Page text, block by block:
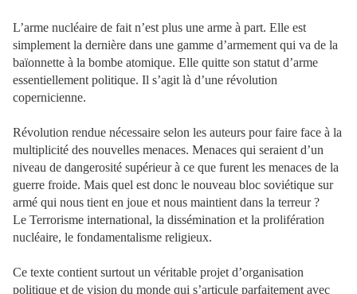
L’arme nucléaire de fait n’est plus une arme à part. Elle est
simplement la dernière dans une gamme d’armement qui va de la
baïonnette à la bombe atomique. Elle quitte son statut d’arme
essentiellement politique. Il s’agit là d’une révolution
copernicienne.
Révolution rendue nécessaire selon les auteurs pour faire face à la
multiplicité des nouvelles menaces. Menaces qui seraient d’un
niveau de dangerosité supérieur à ce que furent les menaces de la
guerre froide. Mais quel est donc le nouveau bloc soviétique sur
armé qui nous tient en joue et nous maintient dans la terreur ?
Le Terrorisme international, la dissémination et la prolifération
nucléaire, le fondamentalisme religieux.
Ce texte contient surtout un véritable projet d’organisation
politique et de vision du monde qui s’articule parfaitement avec